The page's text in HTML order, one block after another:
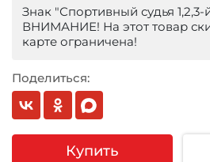
Знак "Спортивный судья 1,2,3-
ВНИМАНИЕ! На этот товар
карте ограничена!
Поделиться:
Купить